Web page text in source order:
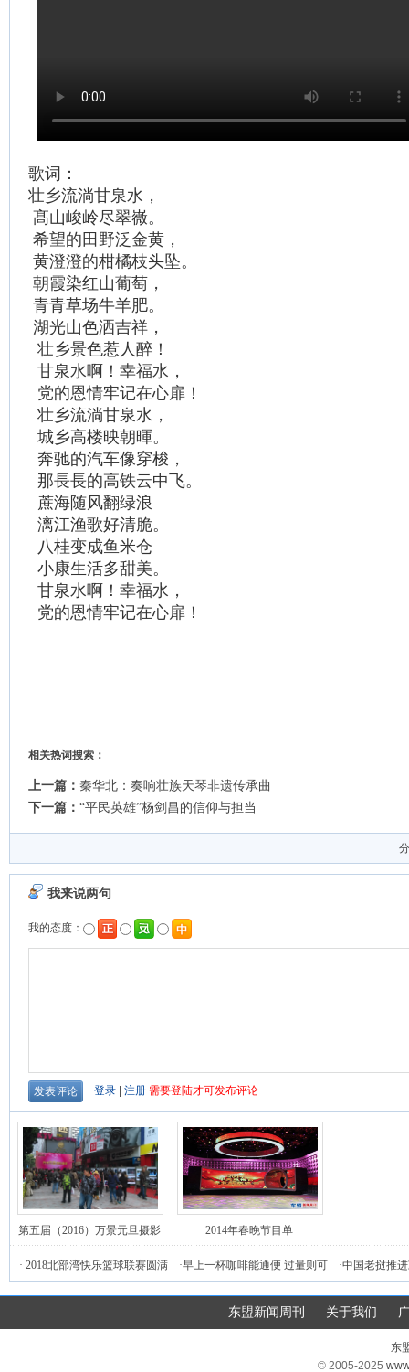
歌词：
壮乡流淌甘泉水，
髙山峻岭尽翠嶶。
希望的田野泛金黄，
黄澄澄的柑橘枝头坠。
朝霞染红山葡萄，
青青草场牛羊肥。
湖光山色洒吉祥，
壮乡景色惹人醉！
甘泉水啊！幸福水，
党的恩情牢记在心扉！
壮乡流淌甘泉水，
城乡高楼映朝暉。
奔驰的汽车像穿梭，
那長長的高铁云中飞。
蔗海随风翻绿浪
漓江渔歌好清脆。
八桂变成鱼米仓
小康生活多甜美。
甘泉水啊！幸福水，
党的恩情牢记在心扉！
相关热词搜索：
上一篇： 秦华北：奏响壮族天琴非遗传承曲
下一篇： “平民英雄”杨剑昌的信仰与担当
第五届（2016）万景元旦摄影
2014年春晚节目单
· 2018北部湾快乐篮球联赛圆满
·早上一杯咖啡能通便 过量则可
·中国老挝推
东盟新闻周刊 关于我们
东
© 2005-2025